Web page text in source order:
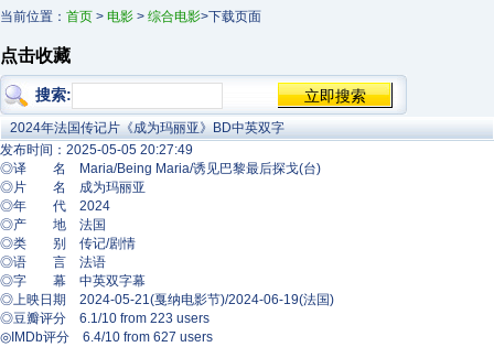
当前位置： 首页 > 电影 > 综合电影>下载页面
点击收藏
搜索:
2024年法国传记片《成为玛丽亚》BD中英双字
发布时间：2025-05-05 20:27:49
◎译 名 Maria/Being Maria/诱见巴黎最后探戈(台)
◎片 名 成为玛丽亚
◎年 代 2024
◎产 地 法国
◎类 别 传记/剧情
◎语 言 法语
◎字 幕 中英双字幕
◎上映日期 2024-05-21(戛纳电影节)/2024-06-19(法国)
◎豆瓣评分 6.1/10 from 223 users
◎IMDb评分 6.4/10 from 627 users